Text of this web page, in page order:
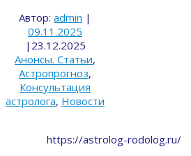
Автор: admin |
09.11.2025
| 23.12.2025
Анонсы. Статьи,
Астропрогноз,
Консультация
астролога, Новости
https://astrolog-rodolog.ru/